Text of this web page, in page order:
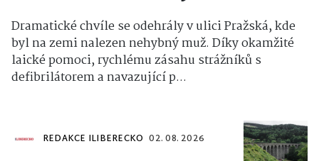
Dramatické chvíle se odehrály v ulici Pražská, kde
byl na zemi nalezen nehybný muž. Díky okamžité
laické pomoci, rychlému zásahu strážníků s
defibrilátorem a navazující p...
REDAKCE ILIBERECKO 02. 08. 2026